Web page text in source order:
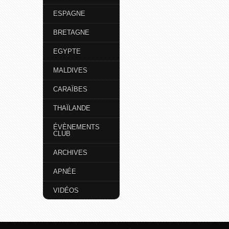
ESPAGNE
BRETAGNE
EGYPTE
MALDIVES
CARAÏBES
THAÏLANDE
ÉVÈNEMENTS
CLUB
ARCHIVES
APNÉE
VIDÉOS